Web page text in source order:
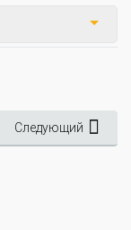
Следующий